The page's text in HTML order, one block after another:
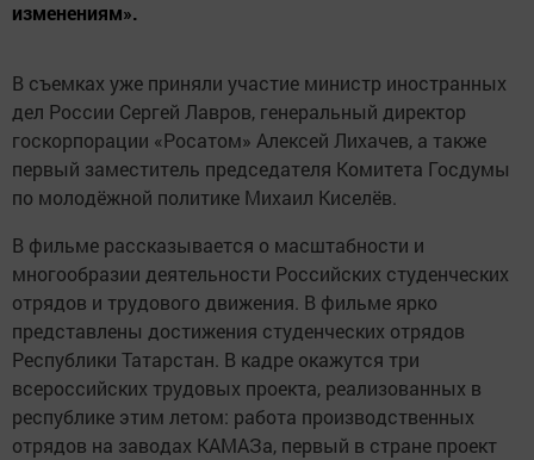
изменениям».
В съемках уже приняли участие министр иностранных
дел России Сергей Лавров, генеральный директор
госкорпорации «Росатом» Алексей Лихачев, а также
первый заместитель председателя Комитета Госдумы
по молодёжной политике Михаил Киселёв.
В фильме рассказывается о масштабности и
многообразии деятельности Российских студенческих
отрядов и трудового движения. В фильме ярко
представлены достижения студенческих отрядов
Республики Татарстан. В кадре окажутся три
всероссийских трудовых проекта, реализованных в
республике этим летом: работа производственных
отрядов на заводах КАМАЗа, первый в стране проект